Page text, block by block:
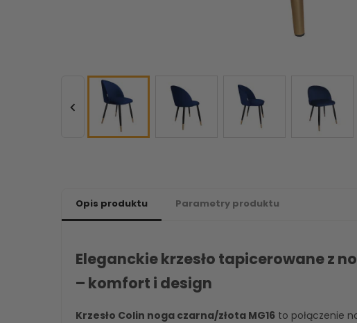

Opis produktu Parametry produktu
Eleganckie krzesło tapicerowane z
– komfort i design
Krzesło Colin noga czarna/złota MG16 to połączenie